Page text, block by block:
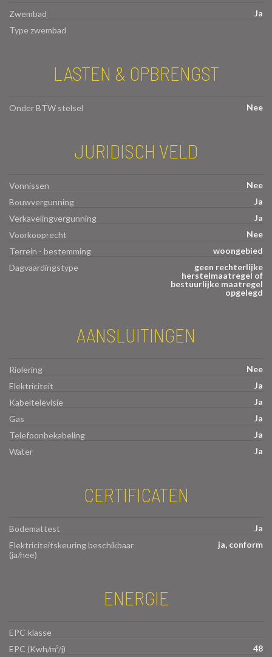
Zwembad
Ja
Type zwembad
LASTEN & OPBRENGST
Onder BTW stelsel Nee
JURIDISCH VELD
Vonnissen
Nee
Bouwvergunning
Ja
Verkavelingvergunning
Ja
Voorkooprecht
Nee
Terrein - bestemming
woongebied
Dagvaardingstype
geen rechterlijke
herstelmaatregel of
bestuurlijke maatregel
opgelegd
AANSLUITINGEN
Riolering
Nee
Elektriciteit
Ja
Kabeltelevisie
Ja
Gas
Ja
Telefoonbekabeling
Ja
Water
Ja
CERTIFICATEN
Bodemattest
Ja
Elektriciteitskeuring beschikbaar
(ja/nee)
ja, conform
ENERGIE
EPC-klasse
EPC (Kwh/m²/j)
48